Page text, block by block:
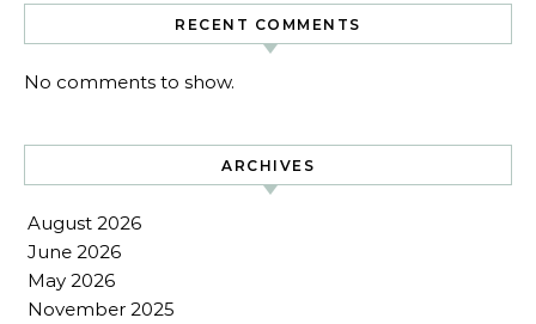
RECENT COMMENTS
No comments to show.
ARCHIVES
August 2026
June 2026
May 2026
November 2025